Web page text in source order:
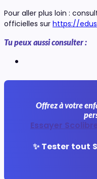
Pour aller plus loin :
officielles sur https://
Tu peux aussi consulter :
Offrez à votre
Essayer
✨ Tester tout